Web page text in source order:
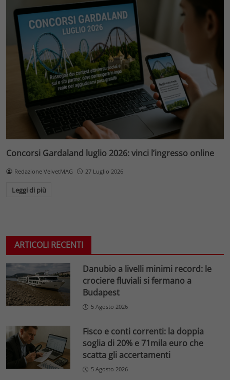
Concorsi Gardaland luglio 2026: vinci l’ingresso online
Redazione VelvetMAG 27 Luglio 2026
Leggi di più
ARTICOLI RECENTI
Danubio a livelli minimi record: le
crociere fluviali si fermano a
Budapest
5 Agosto 2026
Fisco e conti correnti: la doppia
soglia di 20% e 71mila euro che
scatta gli accertamenti
5 Agosto 2026